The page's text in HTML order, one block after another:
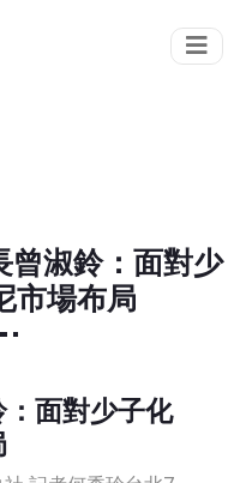
曾淑鈴：面對少
市場布局
面對少子化